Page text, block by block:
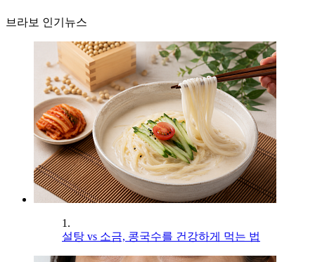
브라보 인기뉴스
1.
설탕 vs 소금, 콩국수를 건강하게 먹는 법